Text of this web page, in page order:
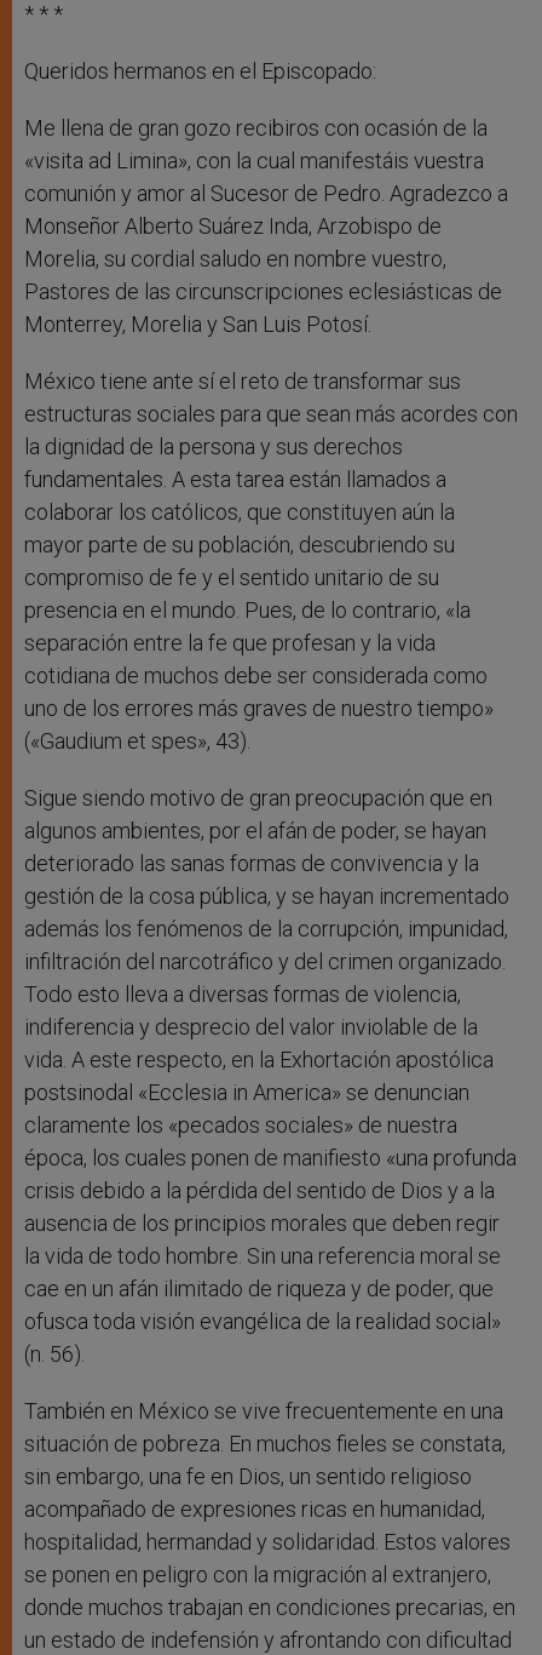
* * *
Queridos hermanos en el Episcopado:
Me llena de gran gozo recibiros con ocasión de la
«visita ad Limina», con la cual manifestáis vuestra
comunión y amor al Sucesor de Pedro. Agradezco a
Monseñor Alberto Suárez Inda, Arzobispo de
Morelia, su cordial saludo en nombre vuestro,
Pastores de las circunscripciones eclesiásticas de
Monterrey, Morelia y San Luis Potosí.
México tiene ante sí el reto de transformar sus
estructuras sociales para que sean más acordes con
la dignidad de la persona y sus derechos
fundamentales. A esta tarea están llamados a
colaborar los católicos, que constituyen aún la
mayor parte de su población, descubriendo su
compromiso de fe y el sentido unitario de su
presencia en el mundo. Pues, de lo contrario, «la
separación entre la fe que profesan y la vida
cotidiana de muchos debe ser considerada como
uno de los errores más graves de nuestro tiempo»
(«Gaudium et spes», 43).
Sigue siendo motivo de gran preocupación que en
algunos ambientes, por el afán de poder, se hayan
deteriorado las sanas formas de convivencia y la
gestión de la cosa pública, y se hayan incrementado
además los fenómenos de la corrupción, impunidad,
infiltración del narcotráfico y del crimen organizado.
Todo esto lleva a diversas formas de violencia,
indiferencia y desprecio del valor inviolable de la
vida. A este respecto, en la Exhortación apostólica
postsinodal «Ecclesia in America» se denuncian
claramente los «pecados sociales» de nuestra
época, los cuales ponen de manifiesto «una profunda
crisis debido a la pérdida del sentido de Dios y a la
ausencia de los principios morales que deben regir
la vida de todo hombre. Sin una referencia moral se
cae en un afán ilimitado de riqueza y de poder, que
ofusca toda visión evangélica de la realidad social»
(n. 56).
También en México se vive frecuentemente en una
situación de pobreza. En muchos fieles se constata,
sin embargo, una fe en Dios, un sentido religioso
acompañado de expresiones ricas en humanidad,
hospitalidad, hermandad y solidaridad. Estos valores
se ponen en peligro con la migración al extranjero,
donde muchos trabajan en condiciones precarias, en
un estado de indefensión y afrontando con dificultad